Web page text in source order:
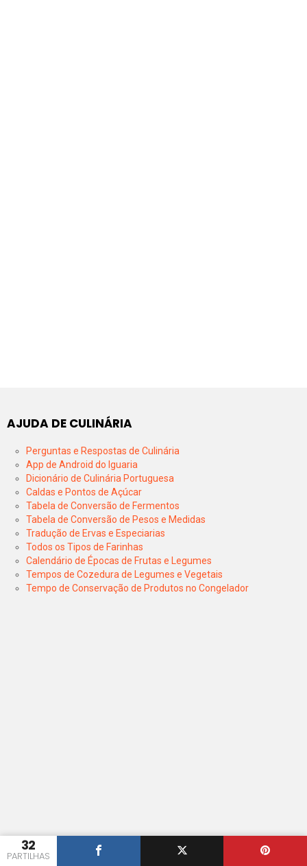
32
PARTILHAS
AJUDA DE CULINÁRIA
Perguntas e Respostas de Culinária
App de Android do Iguaria
Dicionário de Culinária Portuguesa
Caldas e Pontos de Açúcar
Tabela de Conversão de Fermentos
Tabela de Conversão de Pesos e Medidas
Tradução de Ervas e Especiarias
Todos os Tipos de Farinhas
Calendário de Épocas de Frutas e Legumes
Tempos de Cozedura de Legumes e Vegetais
Tempo de Conservação de Produtos no Congelador